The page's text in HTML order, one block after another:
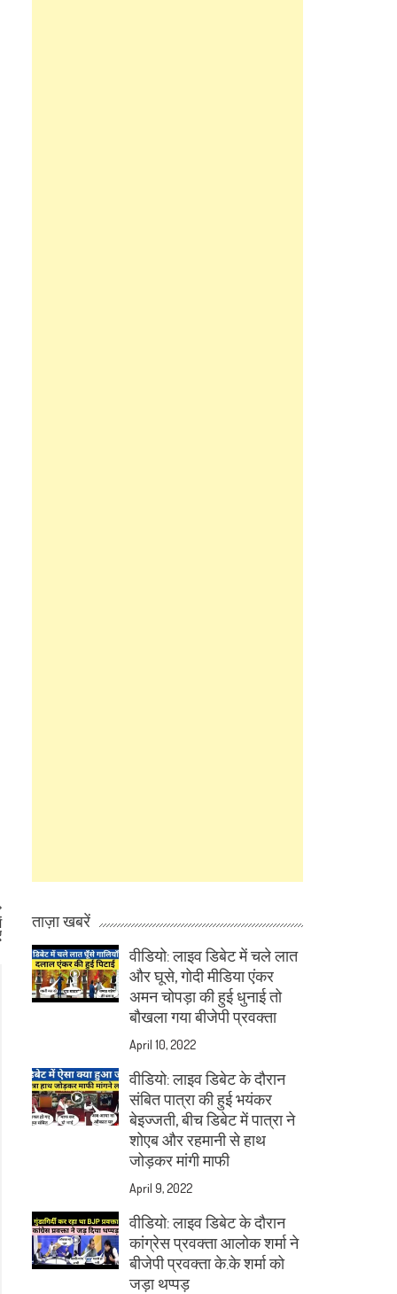
ताज़ा खबरें
वीडियो: लाइव डिबेट में चले लात
और घूसे, गोदी मीडिया एंकर
अमन चोपड़ा की हुई धुनाई तो
बौखला गया बीजेपी प्रवक्ता
April 10, 2022
वीडियो: लाइव डिबेट के दौरान
संबित पात्रा की हुई भयंकर
बेइज्जती, बीच डिबेट में पात्रा ने
शोएब और रहमानी से हाथ
जोड़कर मांगी माफी
April 9, 2022
वीडियो: लाइव डिबेट के दौरान
कांग्रेस प्रवक्ता आलोक शर्मा ने
बीजेपी प्रवक्ता के.के शर्मा को
जड़ा थप्पड़